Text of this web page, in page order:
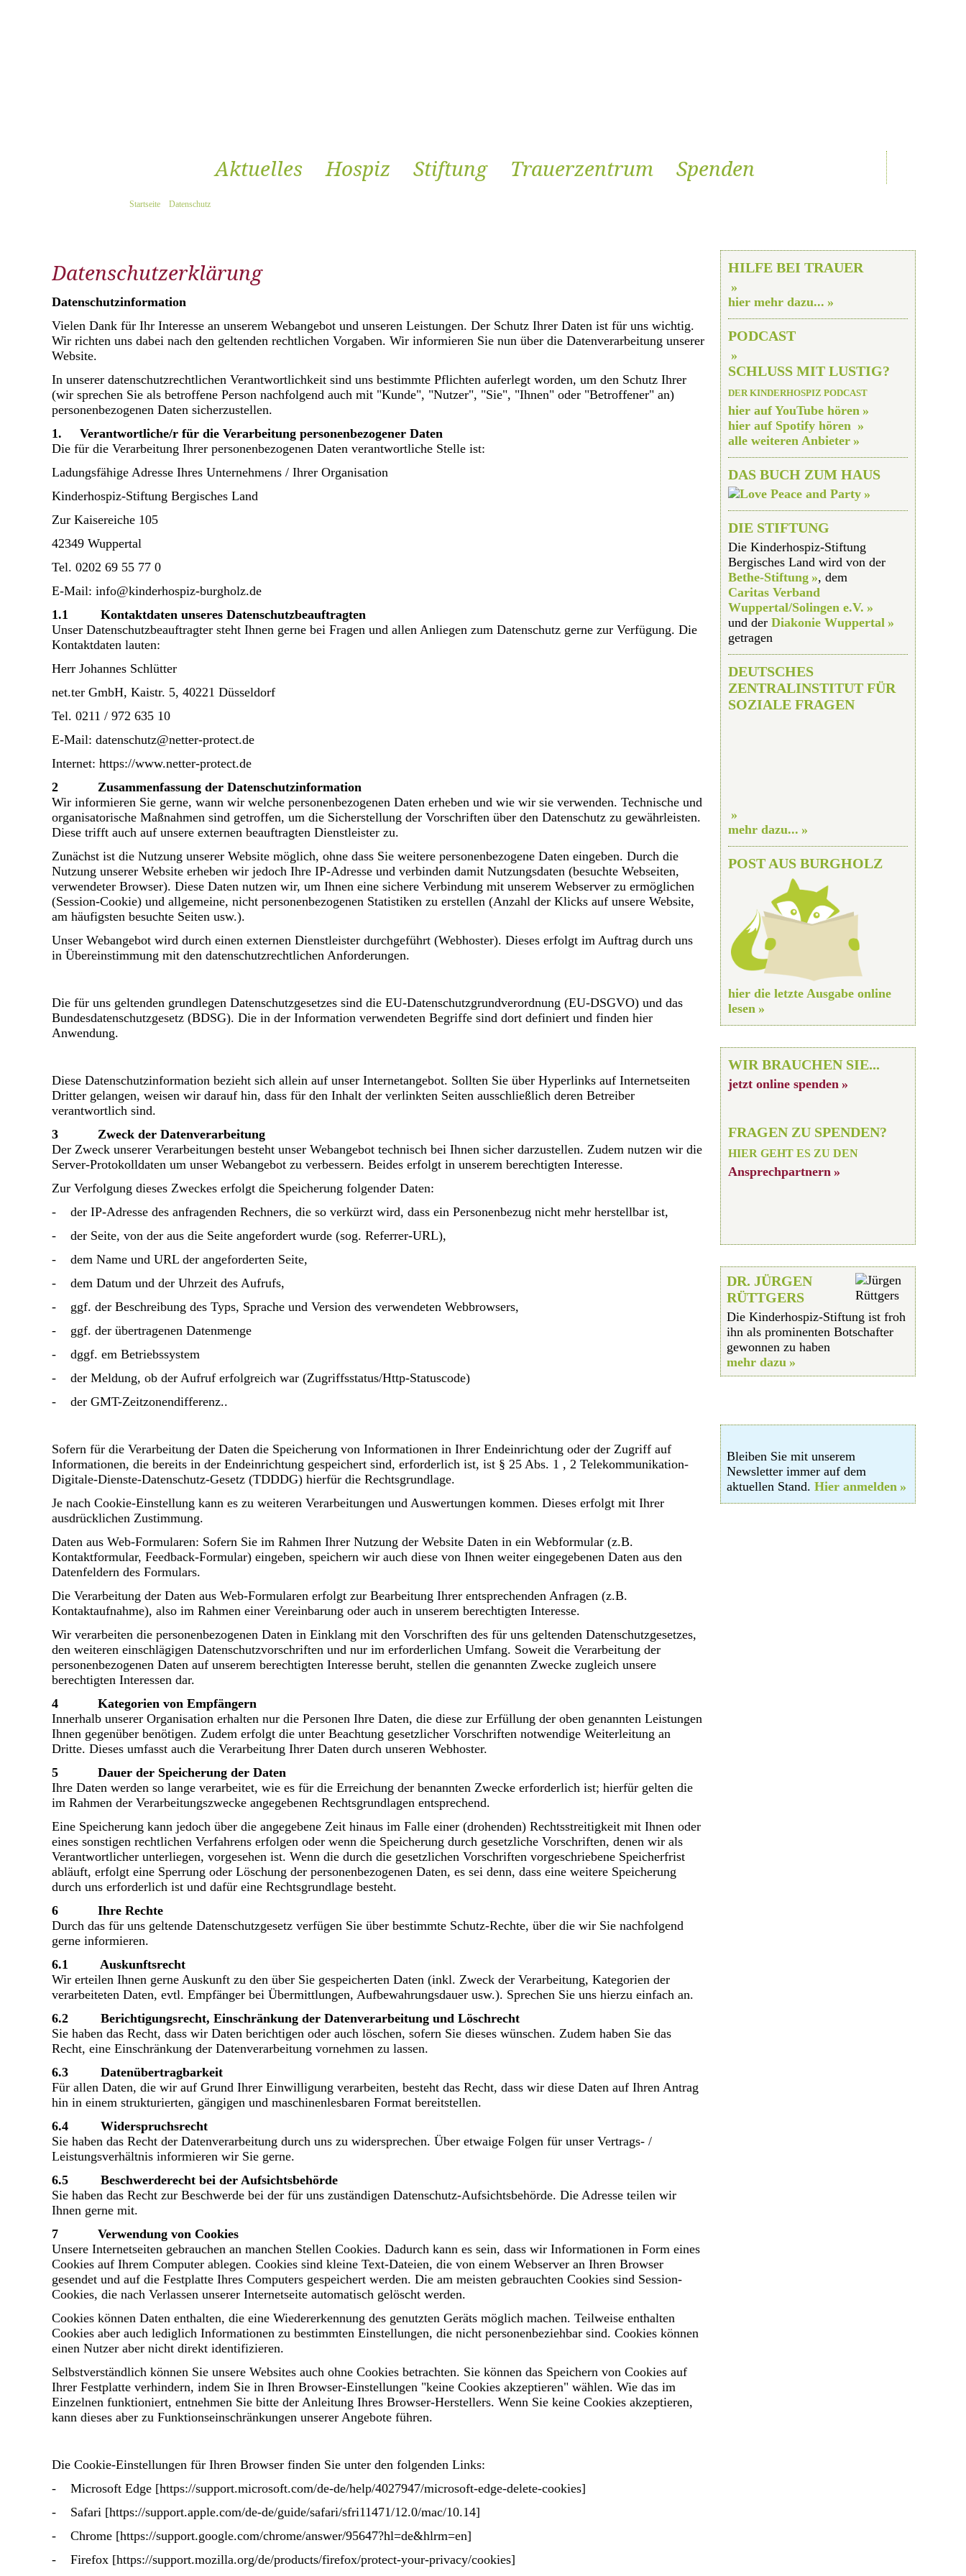
Aktuelles Hospiz Stiftung Trauerzentrum Spenden
Startseite Datenschutz
Datenschutzerklärung
Datenschutzinformation
Vielen Dank für Ihr Interesse an unserem Webangebot und unseren Leistungen. Der Schutz Ihrer Daten ist für uns wichtig.
Wir richten uns dabei nach den geltenden rechtlichen Vorgaben. Wir informieren Sie nun über die Datenverarbeitung unserer
Website.
In unserer datenschutzrechtlichen Verantwortlichkeit sind uns bestimmte Pflichten auferlegt worden, um den Schutz Ihrer
(wir sprechen Sie als betroffene Person nachfolgend auch mit "Kunde", "Nutzer", "Sie", "Ihnen" oder "Betroffener" an)
personenbezogenen Daten sicherzustellen.
1. Verantwortliche/r für die Verarbeitung personenbezogener Daten
Die für die Verarbeitung Ihrer personenbezogenen Daten verantwortliche Stelle ist:
Ladungsfähige Adresse Ihres Unternehmens / Ihrer Organisation
Kinderhospiz-Stiftung Bergisches Land
Zur Kaisereiche 105
42349 Wuppertal
Tel. 0202 69 55 77 0
E-Mail: info@kinderhospiz-burgholz.de
1.1 Kontaktdaten unseres Datenschutzbeauftragten
Unser Datenschutzbeauftragter steht Ihnen gerne bei Fragen und allen Anliegen zum Datenschutz gerne zur Verfügung. Die
Kontaktdaten lauten:
Herr Johannes Schlütter
net.ter GmbH, Kaistr. 5, 40221 Düsseldorf
Tel. 0211 / 972 635 10
E-Mail: datenschutz@netter-protect.de
Internet: https://www.netter-protect.de
2 Zusammenfassung der Datenschutzinformation
Wir informieren Sie gerne, wann wir welche personenbezogenen Daten erheben und wie wir sie verwenden. Technische und
organisatorische Maßnahmen sind getroffen, um die Sicherstellung der Vorschriften über den Datenschutz zu gewährleisten.
Diese trifft auch auf unsere externen beauftragten Dienstleister zu.
Zunächst ist die Nutzung unserer Website möglich, ohne dass Sie weitere personenbezogene Daten eingeben. Durch die
Nutzung unserer Website erheben wir jedoch Ihre IP-Adresse und verbinden damit Nutzungsdaten (besuchte Webseiten,
verwendeter Browser). Diese Daten nutzen wir, um Ihnen eine sichere Verbindung mit unserem Webserver zu ermöglichen
(Session-Cookie) und allgemeine, nicht personenbezogenen Statistiken zu erstellen (Anzahl der Klicks auf unsere Website,
am häufigsten besuchte Seiten usw.).
Unser Webangebot wird durch einen externen Dienstleister durchgeführt (Webhoster). Dieses erfolgt im Auftrag durch uns
in Übereinstimmung mit den datenschutzrechtlichen Anforderungen.
Die für uns geltenden grundlegen Datenschutzgesetzes sind die EU-Datenschutzgrundverordnung (EU-DSGVO) und das
Bundesdatenschutzgesetz (BDSG). Die in der Information verwendeten Begriffe sind dort definiert und finden hier
Anwendung.
Diese Datenschutzinformation bezieht sich allein auf unser Internetangebot. Sollten Sie über Hyperlinks auf Internetseiten
Dritter gelangen, weisen wir darauf hin, dass für den Inhalt der verlinkten Seiten ausschließlich deren Betreiber
verantwortlich sind.
3 Zweck der Datenverarbeitung
Der Zweck unserer Verarbeitungen besteht unser Webangebot technisch bei Ihnen sicher darzustellen. Zudem nutzen wir die
Server-Protokolldaten um unser Webangebot zu verbessern. Beides erfolgt in unserem berechtigten Interesse.
Zur Verfolgung dieses Zweckes erfolgt die Speicherung folgender Daten:
- der IP-Adresse des anfragenden Rechners, die so verkürzt wird, dass ein Personenbezug nicht mehr herstellbar ist,
- der Seite, von der aus die Seite angefordert wurde (sog. Referrer-URL),
- dem Name und URL der angeforderten Seite,
- dem Datum und der Uhrzeit des Aufrufs,
- ggf. der Beschreibung des Typs, Sprache und Version des verwendeten Webbrowsers,
- ggf. der übertragenen Datenmenge
- dggf. em Betriebssystem
- der Meldung, ob der Aufruf erfolgreich war (Zugriffsstatus/Http-Statuscode)
- der GMT-Zeitzonendifferenz..
Sofern für die Verarbeitung der Daten die Speicherung von Informationen in Ihrer Endeinrichtung oder der Zugriff auf
Informationen, die bereits in der Endeinrichtung gespeichert sind, erforderlich ist, ist § 25 Abs. 1 , 2 Telekommunikation-
Digitale-Dienste-Datenschutz-Gesetz (TDDDG) hierfür die Rechtsgrundlage.
Je nach Cookie-Einstellung kann es zu weiteren Verarbeitungen und Auswertungen kommen. Dieses erfolgt mit Ihrer
ausdrücklichen Zustimmung.
Daten aus Web-Formularen: Sofern Sie im Rahmen Ihrer Nutzung der Website Daten in ein Webformular (z.B.
Kontaktformular, Feedback-Formular) eingeben, speichern wir auch diese von Ihnen weiter eingegebenen Daten aus den
Datenfeldern des Formulars.
Die Verarbeitung der Daten aus Web-Formularen erfolgt zur Bearbeitung Ihrer entsprechenden Anfragen (z.B.
Kontaktaufnahme), also im Rahmen einer Vereinbarung oder auch in unserem berechtigten Interesse.
Wir verarbeiten die personenbezogenen Daten in Einklang mit den Vorschriften des für uns geltenden Datenschutzgesetzes,
den weiteren einschlägigen Datenschutzvorschriften und nur im erforderlichen Umfang. Soweit die Verarbeitung der
personenbezogenen Daten auf unserem berechtigten Interesse beruht, stellen die genannten Zwecke zugleich unsere
berechtigten Interessen dar.
4 Kategorien von Empfängern
Innerhalb unserer Organisation erhalten nur die Personen Ihre Daten, die diese zur Erfüllung der oben genannten Leistungen
Ihnen gegenüber benötigen. Zudem erfolgt die unter Beachtung gesetzlicher Vorschriften notwendige Weiterleitung an
Dritte. Dieses umfasst auch die Verarbeitung Ihrer Daten durch unseren Webhoster.
5 Dauer der Speicherung der Daten
Ihre Daten werden so lange verarbeitet, wie es für die Erreichung der benannten Zwecke erforderlich ist; hierfür gelten die
im Rahmen der Verarbeitungszwecke angegebenen Rechtsgrundlagen entsprechend.
Eine Speicherung kann jedoch über die angegebene Zeit hinaus im Falle einer (drohenden) Rechtsstreitigkeit mit Ihnen oder
eines sonstigen rechtlichen Verfahrens erfolgen oder wenn die Speicherung durch gesetzliche Vorschriften, denen wir als
Verantwortlicher unterliegen, vorgesehen ist. Wenn die durch die gesetzlichen Vorschriften vorgeschriebene Speicherfrist
abläuft, erfolgt eine Sperrung oder Löschung der personenbezogenen Daten, es sei denn, dass eine weitere Speicherung
durch uns erforderlich ist und dafür eine Rechtsgrundlage besteht.
6 Ihre Rechte
Durch das für uns geltende Datenschutzgesetz verfügen Sie über bestimmte Schutz-Rechte, über die wir Sie nachfolgend
gerne informieren.
6.1 Auskunftsrecht
Wir erteilen Ihnen gerne Auskunft zu den über Sie gespeicherten Daten (inkl. Zweck der Verarbeitung, Kategorien der
verarbeiteten Daten, evtl. Empfänger bei Übermittlungen, Aufbewahrungsdauer usw.). Sprechen Sie uns hierzu einfach an.
6.2 Berichtigungsrecht, Einschränkung der Datenverarbeitung und Löschrecht
Sie haben das Recht, dass wir Daten berichtigen oder auch löschen, sofern Sie dieses wünschen. Zudem haben Sie das
Recht, eine Einschränkung der Datenverarbeitung vornehmen zu lassen.
6.3 Datenübertragbarkeit
Für allen Daten, die wir auf Grund Ihrer Einwilligung verarbeiten, besteht das Recht, dass wir diese Daten auf Ihren Antrag
hin in einem strukturierten, gängigen und maschinenlesbaren Format bereitstellen.
6.4 Widerspruchsrecht
Sie haben das Recht der Datenverarbeitung durch uns zu widersprechen. Über etwaige Folgen für unser Vertrags- /
Leistungsverhältnis informieren wir Sie gerne.
6.5 Beschwerderecht bei der Aufsichtsbehörde
Sie haben das Recht zur Beschwerde bei der für uns zuständigen Datenschutz-Aufsichtsbehörde. Die Adresse teilen wir
Ihnen gerne mit.
7 Verwendung von Cookies
Unsere Internetseiten gebrauchen an manchen Stellen Cookies. Dadurch kann es sein, dass wir Informationen in Form eines
Cookies auf Ihrem Computer ablegen. Cookies sind kleine Text-Dateien, die von einem Webserver an Ihren Browser
gesendet und auf die Festplatte Ihres Computers gespeichert werden. Die am meisten gebrauchten Cookies sind Session-
Cookies, die nach Verlassen unserer Internetseite automatisch gelöscht werden.
Cookies können Daten enthalten, die eine Wiedererkennung des genutzten Geräts möglich machen. Teilweise enthalten
Cookies aber auch lediglich Informationen zu bestimmten Einstellungen, die nicht personenbeziehbar sind. Cookies können
einen Nutzer aber nicht direkt identifizieren.
Selbstverständlich können Sie unsere Websites auch ohne Cookies betrachten. Sie können das Speichern von Cookies auf
Ihrer Festplatte verhindern, indem Sie in Ihren Browser-Einstellungen "keine Cookies akzeptieren" wählen. Wie das im
Einzelnen funktioniert, entnehmen Sie bitte der Anleitung Ihres Browser-Herstellers. Wenn Sie keine Cookies akzeptieren,
kann dieses aber zu Funktionseinschränkungen unserer Angebote führen.
Die Cookie-Einstellungen für Ihren Browser finden Sie unter den folgenden Links:
- Microsoft Edge [https://support.microsoft.com/de-de/help/4027947/microsoft-edge-delete-cookies]
- Safari [https://support.apple.com/de-de/guide/safari/sfri11471/12.0/mac/10.14]
- Chrome [https://support.google.com/chrome/answer/95647?hl=de&hlrm=en]
- Firefox [https://support.mozilla.org/de/products/firefox/protect-your-privacy/cookies]
HILFE BEI TRAUER
hier mehr dazu...
PODCAST
SCHLUSS MIT LUSTIG?
DER KINDERHOSPIZ PODCAST
hier auf YouTube hören
hier auf Spotify hören
alle weiteren Anbieter
DAS BUCH ZUM HAUS
DIE STIFTUNG
Die Kinderhospiz-Stiftung
Bergisches Land wird von der
Bethe-Stiftung
, dem
Caritas Verband
Wuppertal/Solingen e.V.
und der Diakonie Wuppertal
getragen
DEUTSCHES
ZENTRALINSTITUT FÜR
SOZIALE FRAGEN
mehr dazu...
POST AUS BURGHOLZ
hier die letzte Ausgabe online
lesen
WIR BRAUCHEN SIE...
jetzt online spenden
FRAGEN ZU SPENDEN?
HIER GEHT ES ZU DEN
Ansprechpartnern
DR. JÜRGEN
RÜTTGERS
Die Kinderhospiz-Stiftung ist froh
ihn als prominenten Botschafter
gewonnen zu haben
mehr dazu
Bleiben Sie mit unserem
Newsletter immer auf dem
aktuellen Stand.Hier anmelden